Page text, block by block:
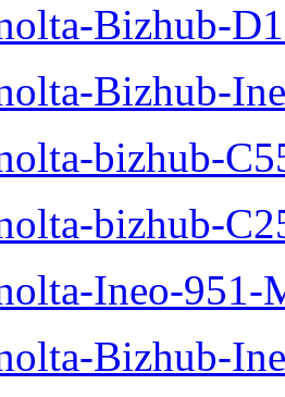
Bizhub-
Bizhub-
bizhub-
bizhub-
Ineo-951-
Bizhub-